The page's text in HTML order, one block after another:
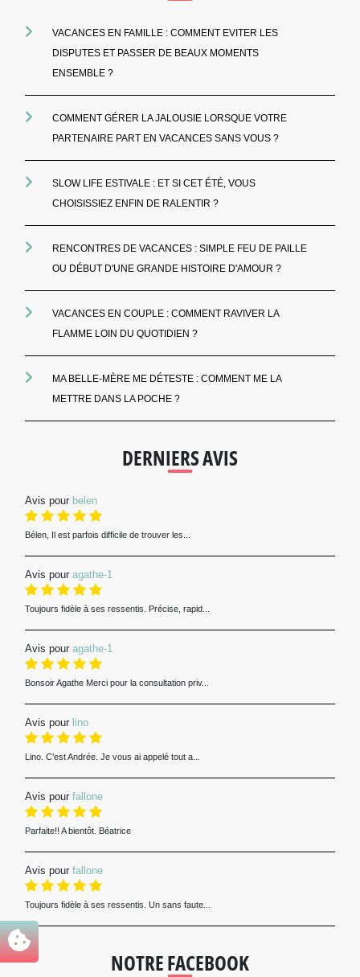
VACANCES EN FAMILLE : COMMENT EVITER LES
DISPUTES ET PASSER DE BEAUX MOMENTS
ENSEMBLE ?
COMMENT GÉRER LA JALOUSIE LORSQUE VOTRE
PARTENAIRE PART EN VACANCES SANS VOUS ?
SLOW LIFE ESTIVALE : ET SI CET ÉTÉ, VOUS
CHOISISSIEZ ENFIN DE RALENTIR ?
RENCONTRES DE VACANCES : SIMPLE FEU DE PAILLE
OU DÉBUT D'UNE GRANDE HISTOIRE D'AMOUR ?
VACANCES EN COUPLE : COMMENT RAVIVER LA
FLAMME LOIN DU QUOTIDIEN ?
MA BELLE-MÈRE ME DÉTESTE : COMMENT ME LA
METTRE DANS LA POCHE ?
DERNIERS AVIS
Avis pour belen
Bélen, Il est parfois difficile de trouver les...
Avis pour agathe-1
Toujours fidèle à ses ressentis. Précise, rapid...
Avis pour agathe-1
Bonsoir Agathe Merci pour la consultation priv...
Avis pour lino
Lino. C’est Andrée. Je vous ai appelé tout a...
Avis pour fallone
Parfaite!! A bientôt. Béatrice
Avis pour fallone
Toujours fidèle à ses ressentis. Un sans faute...
NOTRE FACEBOOK